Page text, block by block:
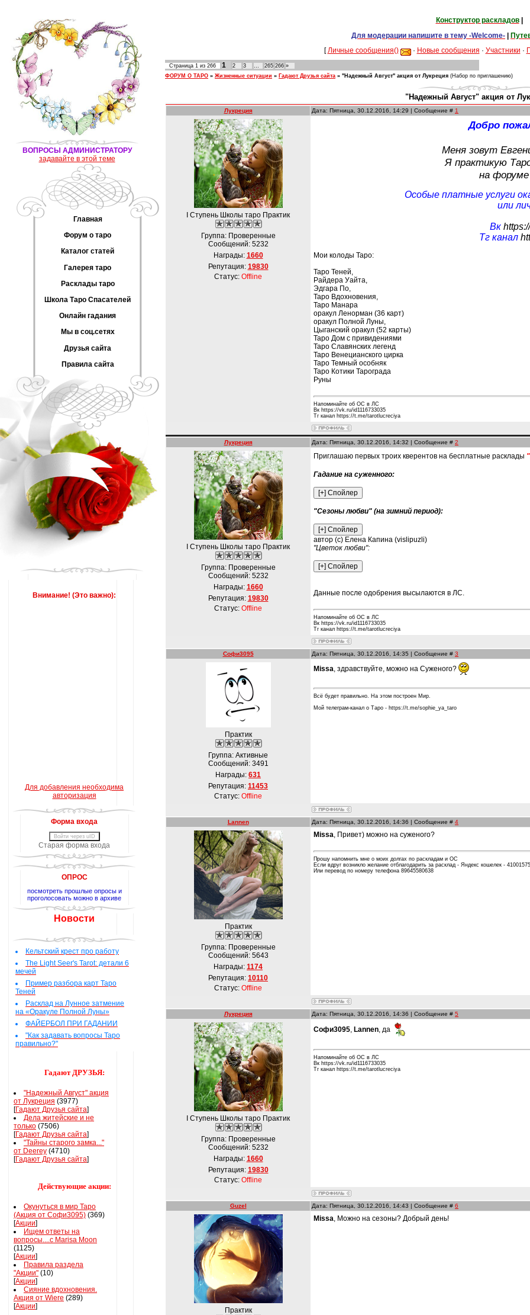
ВОПРОСЫ АДМИНИСТРАТОРУ
задавайте в этой теме
Главная
Форум о таро
Каталог статей
Галерея таро
Расклады таро
Школа Таро Спасателей
Онлайн гадания
Мы в соц.сетях
Друзья сайта
Правила сайта
Внимание! (Это важно):
Для добавления необходима
авторизация
Форма входа
Войти через uID
Старая форма входа
ОПРОС
посмотреть прошлые опросы и
проголосовать можно в архиве
Новости
Кельтский крест про работу
The Light Seer's Tarot: детали 6
мечей
Пример разбора карт Таро
Теней
Расклад на Лунное затмение
на «Оракуле Полной Луны»
ФАЙЕРБОЛ ПРИ ГАДАНИИ
"Как задавать вопросы Таро
правильно?"
Гадают ДРУЗЬЯ:
"Надежный Август" акция
от Лукреция (3977)
[Гадают Друзья сайта]
Дела житейские и не
только (7506)
[Гадают Друзья сайта]
"Тайны старого замка..."
от Deerey (4710)
[Гадают Друзья сайта]
Действующие акции:
Окунуться в мир Таро
(Акция от Софи3095) (369)
[Акции]
Ищем ответы на
вопросы....с Marisa Moon
(1125)
[Акции]
Правила раздела
"Акции" (10)
[Акции]
Сияние вдохновения.
Акция от Wiere (289)
[Акции]
Конструктор раскладов|
Для модерации напишите в тему -Welcome-
[ Личные сообщения() · Новые сообщения · Участники ·
Страница 1 из 266 1 2 3 … 265 266 »
ФОРУМ О ТАРО » Жизненные ситуации » Гадают Друзья сайта » "Надежный Август" акция от Лукреция (Набор по приглашению)
"Надежный Август" акция от
Лукреция Дата: Пятница, 30.12.2016, 14:29 | Сообщение # 1
I Ступень Школы таро Практик
Группа: Проверенные
Сообщений: 5232
Награды: 1660
Репутация: 19830
Статус: Offline
Добро
Меня зовут
Я практикую
на
Особые платные услуги
или
Вк
Тг канал
Мои колоды Таро:
Таро Теней,
Райдера Уайта,
Эдгара По,
Таро Вдохновения,
Таро Манара
оракул Ленорман (36 карт)
оракул Полной Луны,
Цыганский оракул (52 карты)
Таро Дом с привидениями
Таро Славянских легенд
Таро Венецианского цирка
Таро Темный особняк
Таро Котики Тарограда
Руны
Напоминайте об ОС в ЛС
Вк https://vk.ru/id1116733035
Тг канал https://t.me/tarotlucreciya
Лукреция Дата: Пятница, 30.12.2016, 14:32 | Сообщение # 2
I Ступень Школы таро Практик
Группа: Проверенные
Сообщений: 5232
Награды: 1660
Репутация: 19830
Статус: Offline
Приглашаю первых троих кверентов на бесплатные расклады
Гадание на суженного:
"Сезоны любви" (на зимний период):
автор (с) Елена Капина (vislipuzli)
"Цветок любви":
Данные после одобрения высылаются в ЛС.
Напоминайте об ОС в ЛС
Вк https://vk.ru/id1116733035
Тг канал https://t.me/tarotlucreciya
Софи3095 Дата: Пятница, 30.12.2016, 14:35 | Сообщение # 3
Практик
Группа: Активные
Сообщений: 3491
Награды: 631
Репутация: 11453
Статус: Offline
Missa , здравствуйте, можно на Суженого?
Всё будет правильно. На этом построен Мир.
Мой телеграм-канал о Таро - https://t.me/sophie_ya_taro
Lannen Дата: Пятница, 30.12.2016, 14:36 | Сообщение # 4
Практик
Группа: Проверенные
Сообщений: 5643
Награды: 1174
Репутация: 10110
Статус: Offline
Missa, Привет) можно на суженого?
Прошу напомнить мне о моих долгах по раскладам и ОС
Если вдруг возникло желание отблагодарить за расклад - Яндекс кошелек -
Или перевод по номеру телефона 89645580638
Лукреция Дата: Пятница, 30.12.2016, 14:36 | Сообщение # 5
I Ступень Школы таро Практик
Группа: Проверенные
Сообщений: 5232
Награды: 1660
Репутация: 19830
Статус: Offline
Софи3095 Lannen , да
Напоминайте об ОС в ЛС
Вк https://vk.ru/id1116733035
Тг канал https://t.me/tarotlucreciya
Guzel Дата: Пятница, 30.12.2016, 14:43 | Сообщение # 6
Практик
Missa, Можно на сезоны? Добрый день!